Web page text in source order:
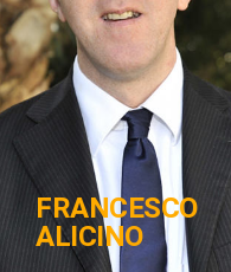
FRANCESCO
ALICINO